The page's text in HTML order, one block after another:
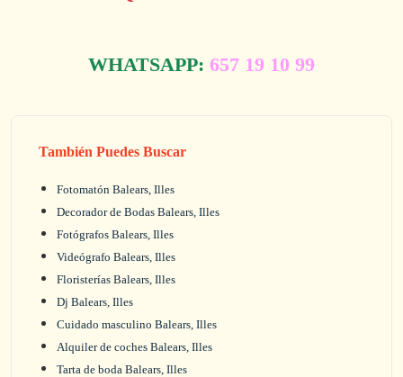
WHATSAPP: 657 19 10 99
También Puedes Buscar
Fotomatón Balears, Illes
Decorador de Bodas Balears, Illes
Fotógrafos Balears, Illes
Videógrafo Balears, Illes
Floristerías Balears, Illes
Dj Balears, Illes
Cuidado masculino Balears, Illes
Alquiler de coches Balears, Illes
Tarta de boda Balears, Illes